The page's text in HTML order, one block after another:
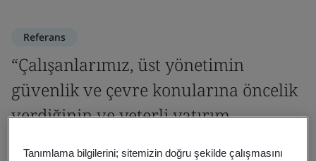
Referans
“Çalışanlarımız, üst yönetimin
güvenlik ve çevre konularına öncelik
verdiğinin ve yeterli yatırım
Tanımlama bilgilerini; sitemizin doğru şekilde çalışmasını